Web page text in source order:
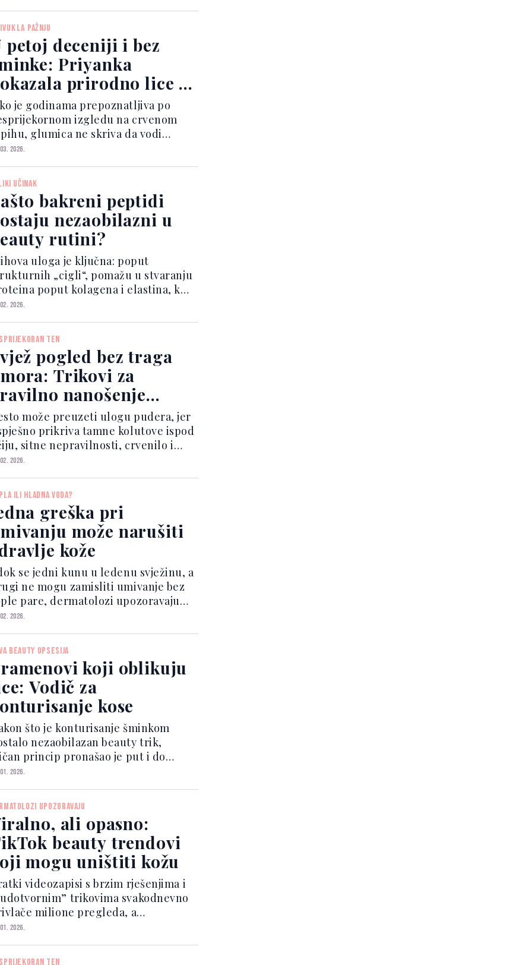
može postići jednostavnim,
metodama koj...
PAŽNJU
petoj deceniji i bez
Priyanka
prirodno lice i
fanove
je godinama prepoznatljiva po
izgledu na crvenom
glumica ne skriva da vodi
o njezi kože i da rado pokazuje
često izazovu najviše pozitivnih
među njenim pra...
2026.
UČINAK
bakreni peptidi
nezaobilazni u
rutini?
uloga je ključna: poput
„cigli“, pomažu u stvaranju
poput kolagena i elastina, koji
presudni za očuvanje teksture,
postojećih peptida,
peptid GHK-Cu izaz...
2026.
TEN
pogled bez traga
Trikovi za
nanošenje
može preuzeti ulogu pudera, jer
prikriva tamne kolutove ispod
sitne nepravilnosti, crvenilo i
umora. Uz pravilnu primjenu,
– bez teškog sloja make-upa.
nego što...
2026.
ILI HLADNA VODA?
greška pri
može narušiti
kože
se jedni kunu u ledenu svježinu, a
ne mogu zamisliti umivanje bez
pare, dermatolozi upozoravaju
ekstremi često čine više štete nego
vanjske podražaje brže nego ostatak
2026.
BEAUTY OPSESIJA
koji oblikuju
Vodič za
kose
što je konturisanje šminkom
nezaobilazan beauty trik,
princip pronašao je put i do
salona. Konturisanje kose sve
boje i pramenova vizualno
ili ublažavaju od...
2026.
UPOZORAVAJU
ali opasno:
beauty trendovi
mogu uništiti kožu
videozapisi s brzim rješenjima i
trikovima svakodnevno
milione pregleda, a
vezani za skincare broje
Ipak, iako mnogi ovi sadržaji
2026.
TEN